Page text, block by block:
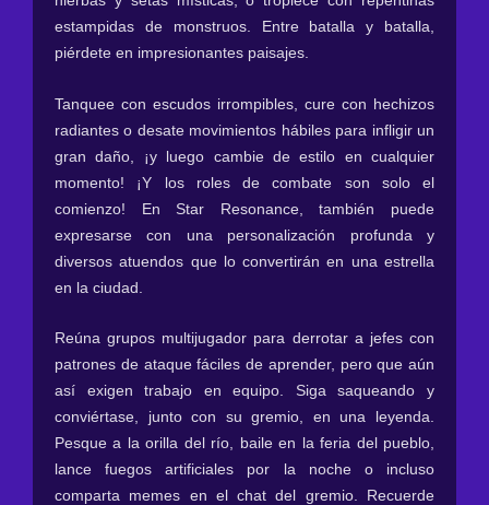
estampidas de monstruos. Entre batalla y batalla,
piérdete en impresionantes paisajes.
Tanquee con escudos irrompibles, cure con hechizos
radiantes o desate movimientos hábiles para infligir un
gran daño, ¡y luego cambie de estilo en cualquier
momento! ¡Y los roles de combate son solo el
comienzo! En Star Resonance, también puede
expresarse con una personalización profunda y
diversos atuendos que lo convertirán en una estrella
en la ciudad.
Reúna grupos multijugador para derrotar a jefes con
patrones de ataque fáciles de aprender, pero que aún
así exigen trabajo en equipo. Siga saqueando y
conviértase, junto con su gremio, en una leyenda.
Pesque a la orilla del río, baile en la feria del pueblo,
lance fuegos artificiales por la noche o incluso
comparta memes en el chat del gremio. Recuerde